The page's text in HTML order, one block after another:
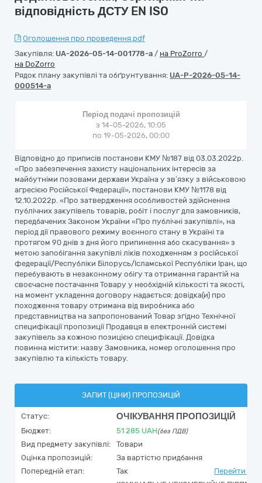
відповідність ДСТУ EN ISO
Оголошення про проведення.pdf
Закупівля: UA-2026-05-14-001778-a / на ProZorro /
на DoZorro
Рядок плану закупівлі та обґрунтування: UA-P-2026-05-14-
000514-a
Період подачі пропозицій
з 14-05-2026, 10:05
по 19-05-2026, 00:00
Відповідно до приписів постанови КМУ №187 від 03.03.2022р.
«Про забезпечення захисту національних інтересів за
майбутніми позовами держави Україна у зв’язку з військовою
агресією Російської Федерації», постанови КМУ №1178 від
12.10.2022р. «Про затвердження особливостей здійснення
публічних закупівель товарів, робіт і послуг для замовників,
передбачених Законом України «Про публічні закупівлі», на
період дії правового режиму воєнного стану в Україні та
протягом 90 днів з дня його припинення або скасування» з
метою запобігання закупівлі ліків походженням з російської
федерації/Республіки Білорусь/Ісламської Республіки Іран, що
перебувають в незаконному обігу та отримання гарантій на
своєчасне постачання Товару у необхідній кількості та якості,
на момент укладення договору надається: довідка(и) про
походження товару отримана від виробника або
представництва на запропонований Товар згідно Технічної
специфікації пропозиції Продавця в електронній системі
закупівель за кожною позицією специфікації. Довідка
повинна містити: назву Замовника, номер оголошення про
закупівлю та кількість товару.
ЗАПИТ (ЦІНИ) ПРОПОЗИЦІЙ
Статус: ОЧІКУВАННЯ ПРОПОЗИЦІЙ
Бюджет: 51 285 UAH(без ПДВ)
Вид предмету закупівлі:
Товари
Оцінка пропозицій:
За вартістю придбання
Попередній етап:
Так Перейти до